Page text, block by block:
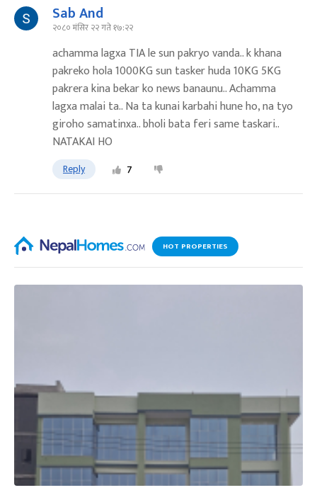
Sab And
२०८० मंसिर २२ गते १७:२२
achamma lagxa TIA le sun pakryo vanda.. k khana
pakreko hola 1000KG sun tasker huda 10KG 5KG
pakrera kina bekar ko news banaunu.. Achamma
lagxa malai ta.. Na ta kunai karbahi hune ho, na tyo
giroho samatinxa.. bholi bata feri same taskari..
NATAKAI HO
Reply 7
HOT PROPERTIES